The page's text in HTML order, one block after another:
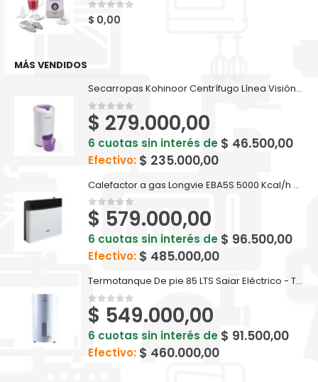
0 out of 5
$ 0,00
MÁS VENDIDOS
Secarropas Kohinoor Centrífugo Línea Visión 5,5Kg. C-755/2
0out of 5
$ 279.000,00
6 cuotas sin interés de $ 46.500,00
Efectivo: $ 235.000,00
Calefactor a gas Longvie EBA5S 5000 Kcal/h Tiro Balanceado
0out of 5
$ 579.000,00
6 cuotas sin interés de $ 96.500,00
Efectivo: $ 485.000,00
Termotanque De pie 85 LTS Saiar Eléctrico - TEPC085ESARIK2
0out of 5
$ 549.000,00
6 cuotas sin interés de $ 91.500,00
Efectivo: $ 460.000,00